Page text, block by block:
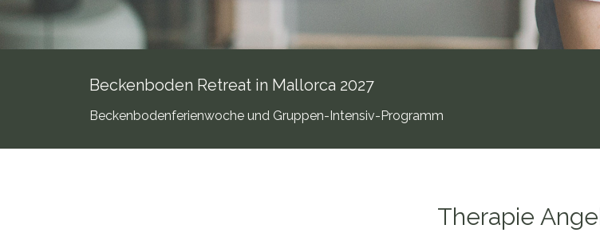
Beckenboden Retreat in Mallorca 2027
Beckenbodenferienwoche und Gruppen-Intensiv-Programm
Therapie